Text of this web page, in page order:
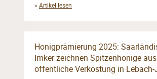
» Artikel lesen
Honigprämierung 2025:
Imker zeichnen Spitzenhonige
öffentliche Verkostung in Lebach-